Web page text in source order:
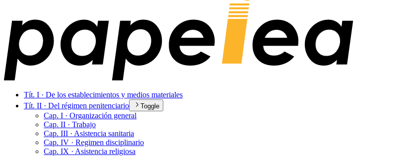
Tít. I · De los establecimientos y medios materiales
Tít. II · Del régimen penitenciario
Toggle
Cap. I · Organización general
Cap. II · Trabajo
Cap. III · Asistencia sanitaria
Cap. IV · Regimen disciplinario
Cap. IX · Asistencia religiosa